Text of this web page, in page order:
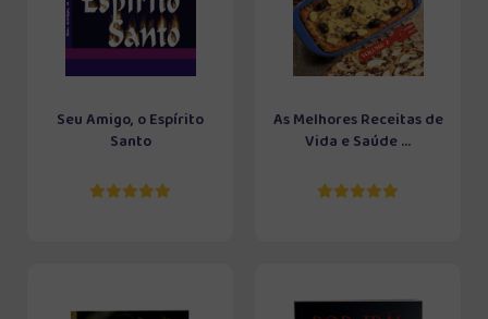
Seu Amigo, o Espírito
Santo
As Melhores Receitas de
Vida e Saúde ...